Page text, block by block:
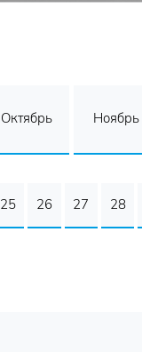
Октябрь Ноябрь
25 26 27 28